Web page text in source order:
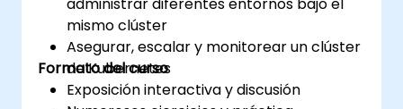
mismo clúster
Asegurar, escalar y monitorear un clúster
de Kubernetes
Formato del curso
Exposición interactiva y discusión